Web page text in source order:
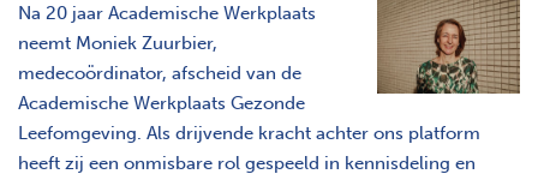
Na 20 jaar Academische Werkplaats
neemt Moniek Zuurbier,
medecoördinator, afscheid van de
Academische Werkplaats Gezonde
Leefomgeving. Als drijvende kracht achter ons platform
heeft zij een onmisbare rol gespeeld in kennisdeling en